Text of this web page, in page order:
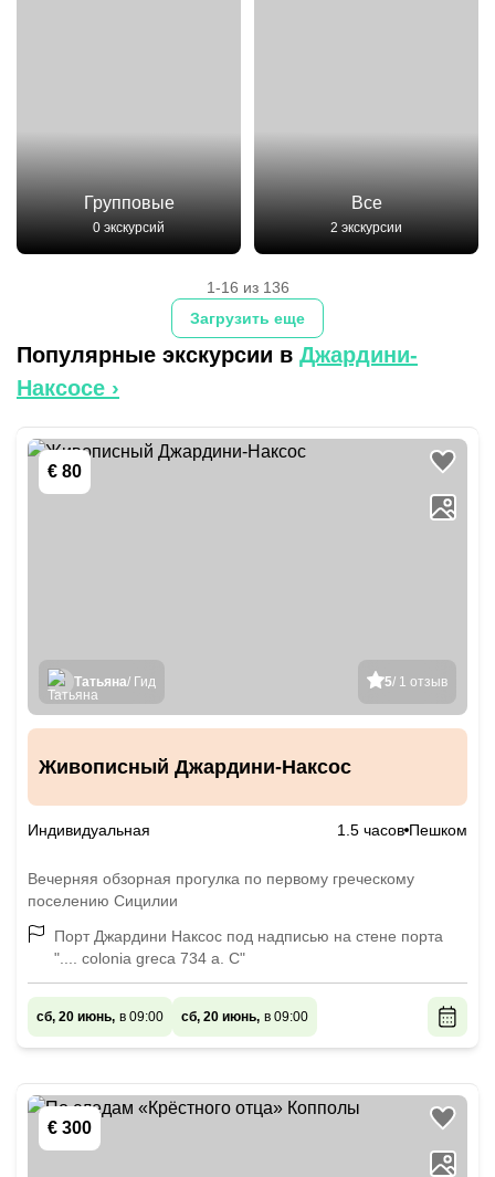
Групповые
0 экскурсий
Все
2 экскурсии
Загрузить еще
1-16 из 136
Популярные экскурсии в Джардини-
Наксосе ›
€ 80
5/ 1 отзыв
Татьяна/ Гид
Живописный Джардини-Наксос
Индивидуальная 1.5 часов Пешком
Вечерняя обзорная прогулка по первому греческому
поселению Сицилии
Порт Джардини Наксос под надписью на стене порта
".... colonia greca 734 a. C"
сб, 20 июнь, в 09:00 сб, 20 июнь, в 09:00
€ 300